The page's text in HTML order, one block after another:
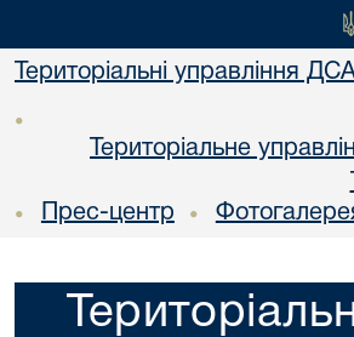
Територіальні управління
•
Територіальне
• Прес-центр •